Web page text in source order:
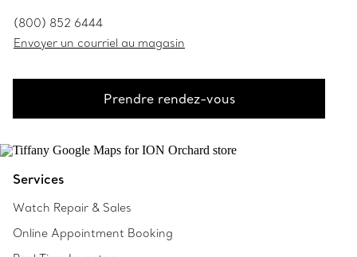
(800) 852 6444
Envoyer un courriel au magasin
Prendre rendez-vous
Services
Watch Repair & Sales
Online Appointment Booking